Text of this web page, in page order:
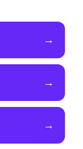
→
→
→